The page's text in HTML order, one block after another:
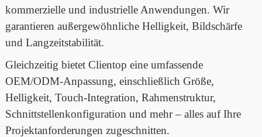
kommerzielle und industrielle Anwendungen. Wir
garantieren außergewöhnliche Helligkeit, Bildschärfe
und Langzeitstabilität.
Gleichzeitig bietet Clientop eine umfassende
OEM/ODM-Anpassung, einschließlich Größe,
Helligkeit, Touch-Integration, Rahmenstruktur,
Schnittstellenkonfiguration und mehr – alles auf Ihre
Projektanforderungen zugeschnitten.